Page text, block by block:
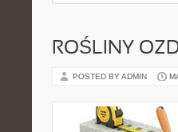
ROŚLINY
POSTED BY ADMIN